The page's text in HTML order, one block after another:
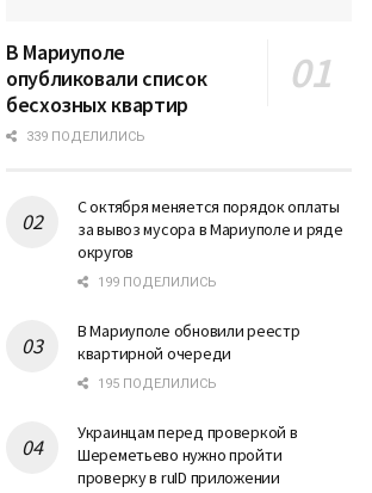
В Мариуполе
опубликовали список
бесхозных квартир
339 ПОДЕЛИЛИСЬ
С октября меняется порядок оплаты
за вывоз мусора в Мариуполе и ряде
округов
199 ПОДЕЛИЛИСЬ
В Мариуполе обновили реестр
квартирной очереди
195 ПОДЕЛИЛИСЬ
Украинцам перед проверкой в
Шереметьево нужно пройти
проверку в ruID приложении